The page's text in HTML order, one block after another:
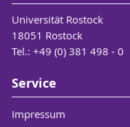
Universität Rostock
18051 Rostock
Tel.: +49 (0) 381 498 - 0
Service
Impressum